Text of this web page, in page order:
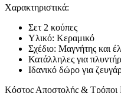
Χαρακτηριστικά:
Σετ 2 κούπες
Υλικό: Κεραμικό
Σχέδιο: Μαγνήτης και
Κατάλληλες για
Ιδανικό δώρο για
Κόστος Αποστολής &